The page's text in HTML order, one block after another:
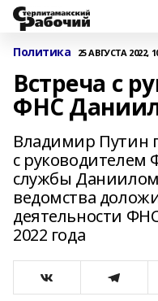
Политика 25 АВГУСТА 2022,
Встреча с
ФНС
Владимир Путин
с руководителем
службы
ведомства
деятельности
2022 года